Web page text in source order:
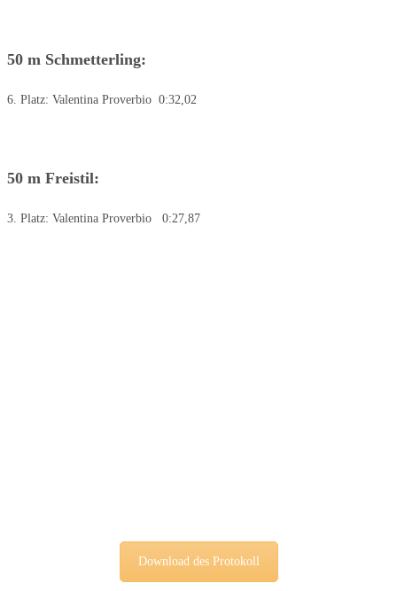
50 m Schmetterling:
6. Platz: Valentina Proverbio 0:32,02
50 m Freistil:
3. Platz: Valentina Proverbio 0:27,87
Download des Protokoll